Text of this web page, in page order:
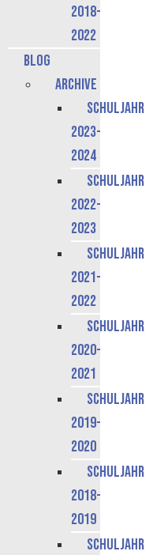
2018-
2022
Blog
Archive
Schuljahr
2023-
2024
Schuljahr
2022-
2023
Schuljahr
2021-
2022
Schuljahr
2020-
2021
Schuljahr
2019-
2020
Schuljahr
2018-
2019
Schuljahr